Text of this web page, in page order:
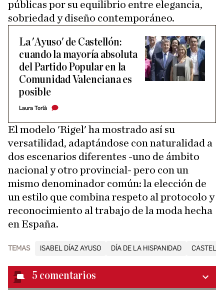
públicas por su equilibrio entre elegancia,
sobriedad y diseño contemporáneo.
La 'Ayuso' de Castellón:
cuando la mayoría absoluta
del Partido Popular en la
Comunidad Valenciana es
posible
Laura Torlà
El modelo 'Rigel' ha mostrado así su
versatilidad, adaptándose con naturalidad a
dos escenarios diferentes -uno de ámbito
nacional y otro provincial- pero con un
mismo denominador común: la elección de
un estilo que combina respeto al protocolo y
reconocimiento al trabajo de la moda hecha
en España.
TEMAS ISABEL DÍAZ AYUSO DÍA DE LA HISPANIDAD
5 comentarios